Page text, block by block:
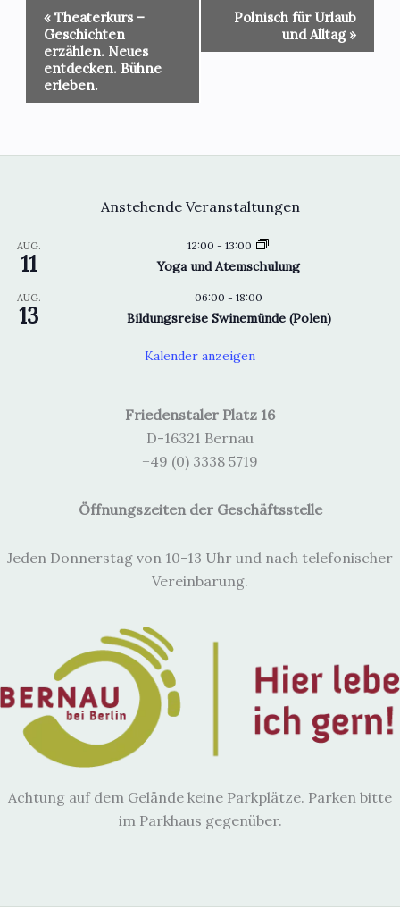
Veranstaltung-
Navigation
«Theaterkurs –
Geschichten
erzählen. Neues
entdecken. Bühne
erleben.
Polnisch für Urlaub
und Alltag »
Anstehende Veranstaltungen
AUG.
11
12:00 - 13:00
Yoga und Atemschulung
AUG.
13
06:00 - 18:00
Bildungsreise Swinemünde (Polen)
Kalender anzeigen
Friedenstaler Platz 16
D-16321 Bernau
+49 (0) 3338 5719
Öffnungszeiten der Geschäftsstelle
Jeden Donnerstag von 10-13 Uhr und nach telefonischer
Vereinbarung.
Achtung auf dem Gelände keine Parkplätze. Parken bitte
im Parkhaus gegenüber.